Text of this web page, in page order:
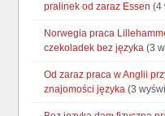
pralinek od zaraz Essen (4
Norwegia praca
czekoladek bez języka (3
Od zaraz praca w Anglii
znajomości języka (3